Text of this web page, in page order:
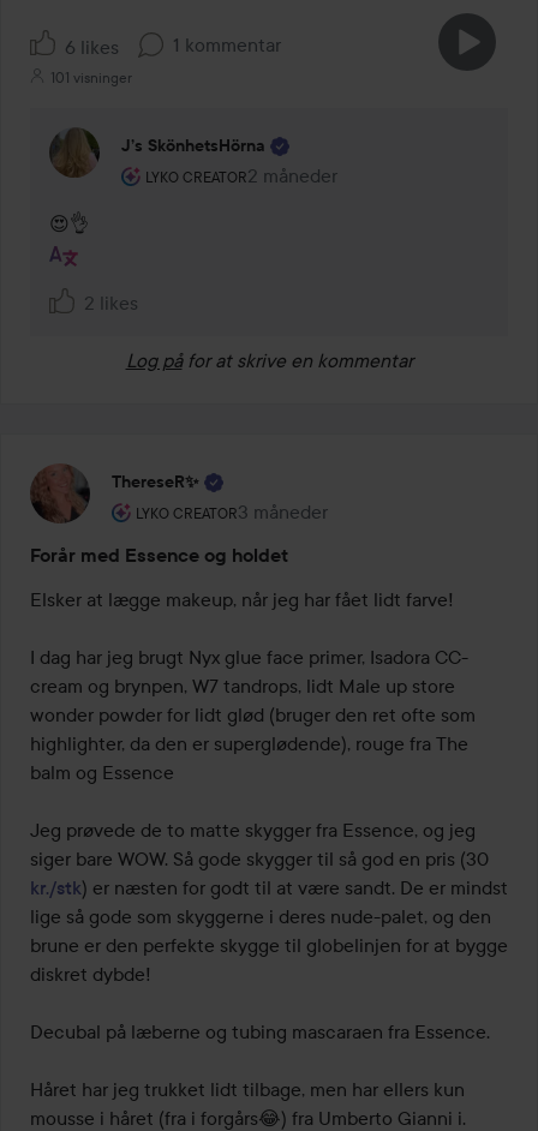
6 likes 1 kommentar
101 visninger
J’s SkönhetsHörna
LYKO CREATOR
Brugerens rolle: Lyko Creator.
2 måneder
Kommentaren lades 2 måneder
😍👌
2 likes
Log på for at skrive en kommentar
ThereseR✨
LYKO CREATOR
Brugerens rolle: Lyko Creator.
3 måneder
Posten blev oprettet 3 måneder
Forår med Essence og holdet
Elsker at lægge makeup, når jeg har fået lidt farve!
I dag har jeg brugt Nyx glue face primer, Isadora CC-
cream og brynpen, W7 tandrops, lidt Male up store
wonder powder for lidt glød (bruger den ret ofte som
highlighter, da den er superglødende), rouge fra The
balm og Essence
Jeg prøvede de to matte skygger fra Essence, og jeg
kr./stk) er næsten for godt til at være sandt. De er mindst
lige så gode som skyggerne i deres nude-palet, og den
brune er den perfekte skygge til globelinjen for at bygge
diskret dybde!
Decubal på læberne og tubing mascaraen fra Essence.
Håret har jeg trukket lidt tilbage, men har ellers kun
mousse i håret (fra i forgårs😂) fra Umberto Gianni i.